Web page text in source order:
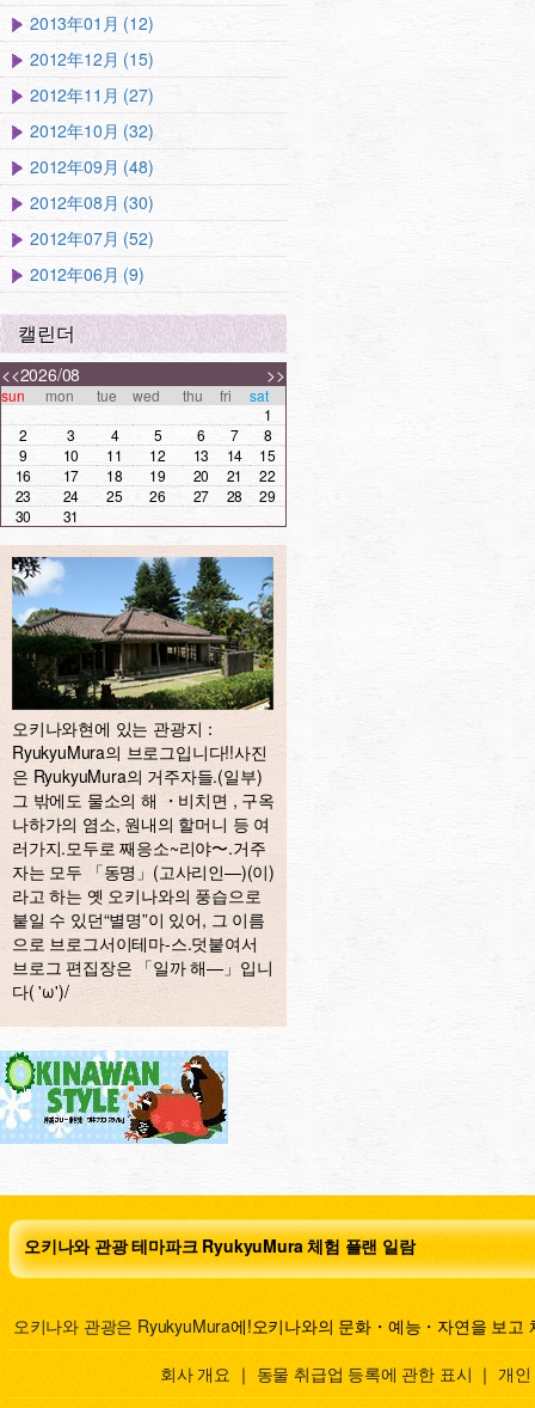
2013年01月 (12)
2012年12月 (15)
2012年11月 (27)
2012年10月 (32)
2012年09月 (48)
2012年08月 (30)
2012年07月 (52)
2012年06月 (9)
캘린더
<< >>
2026/08
sun mon tue wed thu fri
sat
1
2
3 4 5 6 7
8
9
10 11 12 13 14
15
16
17 18 19 20 21
22
23
24 25 26 27 28
29
30
31
오키나와현에 있는 관광지：
RyukyuMura의 브로그입니다!!사진
은 RyukyuMura의 거주자들.(일부)
그 밖에도 물소의 해 ・비치면 , 구옥
나하가의 염소, 원내의 할머니 등 여
러가지.모두로 째응소~리야〜.거주
자는 모두 「동명」(고사리인—)(이)
라고 하는 옛 오키나와의 풍습으로
붙일 수 있던“별명”이 있어, 그 이름
으로 브로그서이테마-스.덧붙여서
브로그 편집장은 「일까 해—」입니
다( 'ω')/
오키나와 관광 테마파크 RyukyuMura 체험 플랜 일람
오키나와 관광은 RyukyuMura에!오키나와의 문화・예능・자연을 보고
회사 개요 ｜ 동물 취급업 등록에 관한 표시 ｜ 개